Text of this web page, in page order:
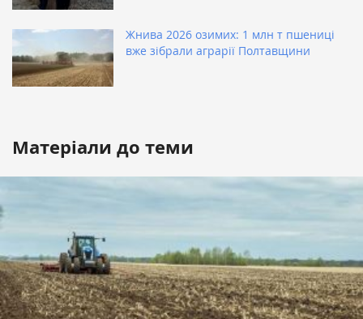
Жнива 2026 озимих: 1 млн т пшениці
вже зібрали аграрії Полтавщини
Матеріали до теми